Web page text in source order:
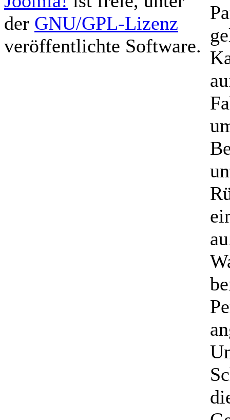
der GNU/GPL-Lizenz
veröffentlichte Software.